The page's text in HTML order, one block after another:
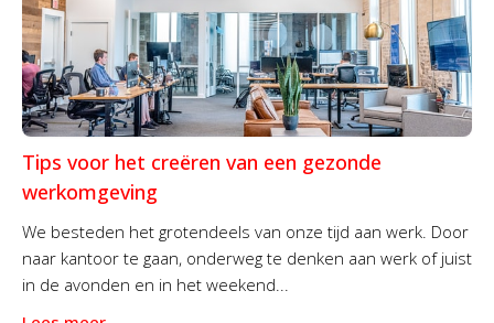
Tips voor het creëren van een gezonde
werkomgeving
We besteden het grotendeels van onze tijd aan werk. Door
naar kantoor te gaan, onderweg te denken aan werk of juist
in de avonden en in het weekend...